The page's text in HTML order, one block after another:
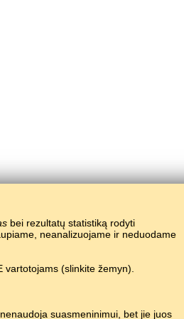
bei rezultatų statistiką rodyti
neanalizuojame ir neduodame
vartotojams (slinkite žemyn).
suasmeninimui, bet jie juos